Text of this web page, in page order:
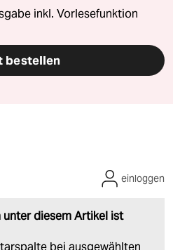
inkl. Vorlesefunktion
bestellen
diesem Artikel ist
bei ausgewählten
einloggen